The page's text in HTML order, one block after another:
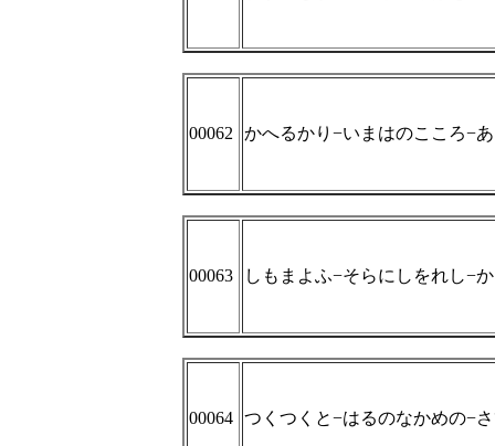
00062 かへるかり−いまはのこころ−
00063 しもまよふ−そらにしをれし−
00064 つくつくと−はるのなかめの−